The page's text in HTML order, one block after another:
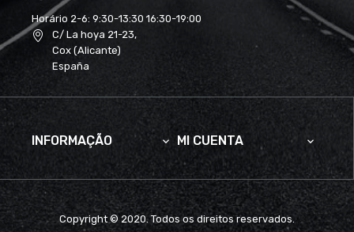
Horário 2-6: 9:30-13:30 16:30-19:00
C/ La hoya 21-23,
Cox (Alicante)
España
INFORMAÇÃO  MI CUENTA 
Copyright © 2020. Todos os direitos reservados.